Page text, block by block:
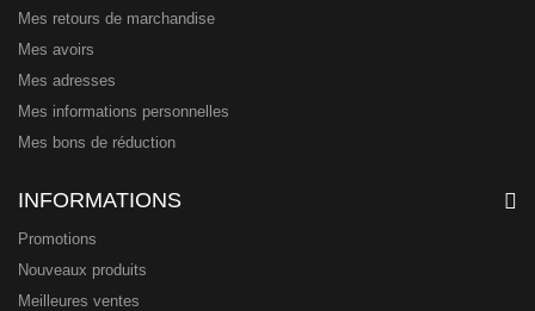
Mes retours de marchandise
Mes avoirs
Mes adresses
Mes informations personnelles
Mes bons de réduction
INFORMATIONS
Promotions
Nouveaux produits
Meilleures ventes